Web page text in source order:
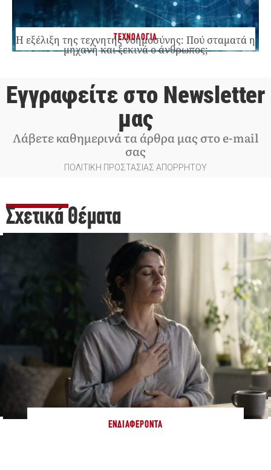
ΤΕΧΝΟΛΟΓΙΑ
Η εξέλιξη της τεχνητής νοημοσύνης: Πού σταματά η
μηχανή και ξεκινά ο άνθρωπος;
Εγγραφείτε στο Newsletter
μας
Λάβετε καθημερινά τα άρθρα μας στο e-mail
σας
ΠΟΛΙΤΙΚΗ ΠΡΟΣΤΑΣΙΑΣ ΑΠΟΡΡΗΤΟΥ
Σχετικά Θέματα
ΕΝΔΙΑΦΈΡΟΝΤΑ